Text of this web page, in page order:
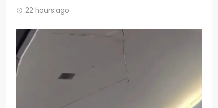
22 hours ago